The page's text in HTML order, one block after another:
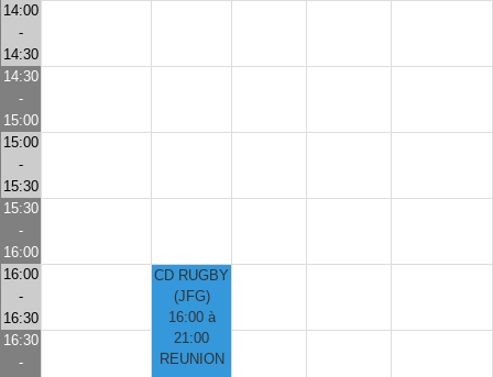
14:00
-
14:30
14:30
-
15:00
15:00
-
15:30
15:30
-
16:00
16:00
-
16:30
CD RUGBY
(JFG)
16:00 à
21:00
REUNION
16:30
-